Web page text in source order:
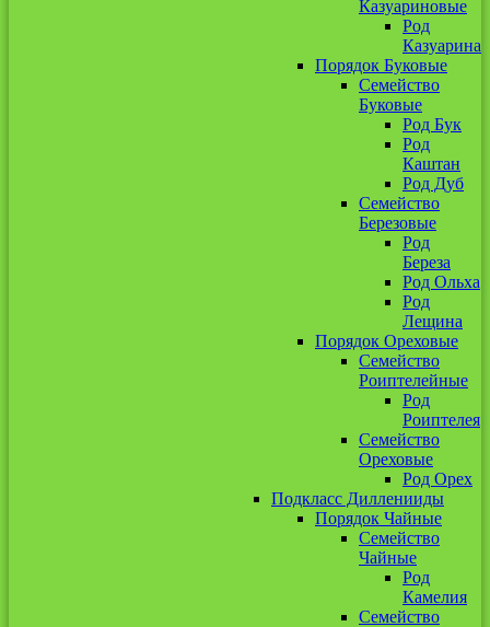
Казуариновые
Род
Казуарина
Порядок Буковые
Семейство
Буковые
Род Бук
Род
Каштан
Род Дуб
Семейство
Березовые
Род
Береза
Род Ольха
Род
Лещина
Порядок Ореховые
Семейство
Роиптелейные
Род
Роиптелея
Семейство
Ореховые
Род Орех
Подкласс Дилленииды
Порядок Чайные
Семейство
Чайные
Род
Камелия
Семейство